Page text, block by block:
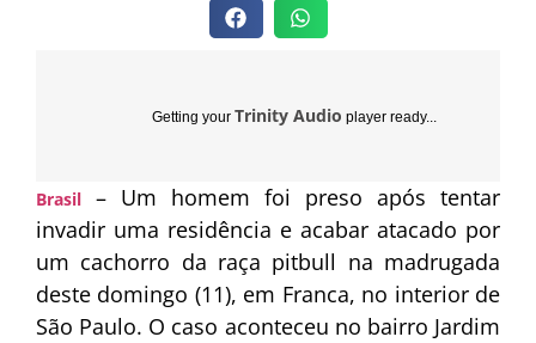
Getting your Trinity Audio player ready...
Brasil
– Um homem foi preso após tentar
invadir uma residência e acabar atacado por
um cachorro da raça pitbull na madrugada
deste domingo (11), em Franca, no interior de
São Paulo. O caso aconteceu no bairro Jardim